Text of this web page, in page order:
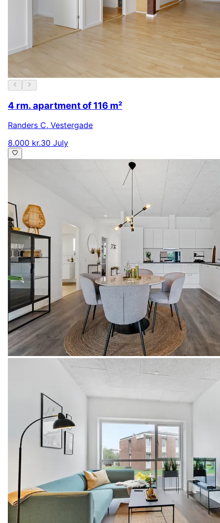
4 rm. apartment of 116 m²
Randers C, Vestergade
8.000 kr.30 July